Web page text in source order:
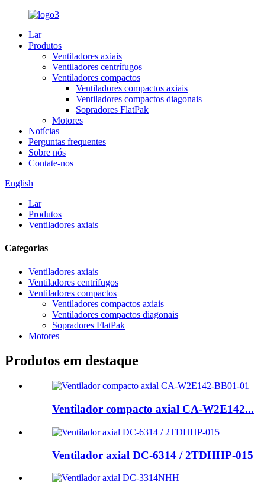
Lar
Produtos
Ventiladores axiais
Ventiladores centrífugos
Ventiladores compactos
Ventiladores compactos axiais
Ventiladores compactos diagonais
Sopradores FlatPak
Motores
Notícias
Perguntas frequentes
Sobre nós
Contate-nos
English
Lar
Produtos
Ventiladores axiais
Categorias
Ventiladores axiais
Ventiladores centrífugos
Ventiladores compactos
Ventiladores compactos axiais
Ventiladores compactos diagonais
Sopradores FlatPak
Motores
Produtos em destaque
Ventilador compacto axial CA-W2E142...
Ventilador axial DC-6314 / 2TDHHP-015